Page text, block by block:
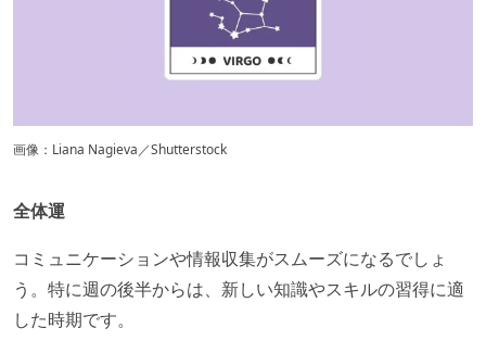
画像：Liana Nagieva／Shutterstock
全体運
​コミュニケーションや情報収集がスムーズになるでしょ
う。特に週の後半からは、新しい知識やスキルの習得に適
した時期です。​